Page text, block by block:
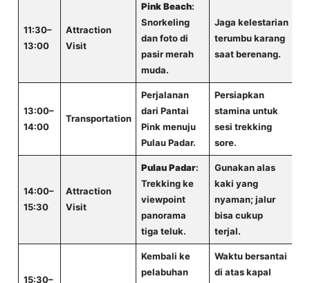
11:30–
13:00
Attraction
Visit
Pink Beach:
Snorkeling
dan foto di
pasir merah
muda.
Jaga kelestarian
terumbu karang
saat berenang.
13:00–
14:00
Transportation
Perjalanan
dari Pantai
Pink menuju
Pulau Padar.
Persiapkan
stamina untuk
sesi trekking
sore.
14:00–
15:30
Attraction
Visit
Pulau Padar:
Trekking ke
viewpoint
panorama
tiga teluk.
Gunakan alas
kaki yang
nyaman; jalur
bisa cukup
terjal.
15:30–
Kembali ke
pelabuhan
Waktu bersantai
di atas kapal